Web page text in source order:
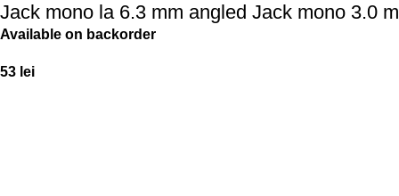
Jack mono la 6.3 mm angled Jack mono 3.0 m
Available on backorder
53 lei